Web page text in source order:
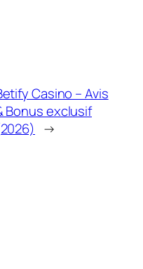
Casino – Avis
Bonus exclusif
→